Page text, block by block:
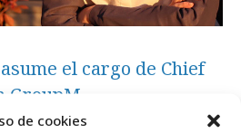
de cookies
el cargo de Chief
GroupM